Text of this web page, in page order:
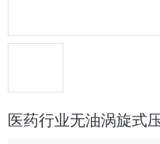
医药行业无油涡旋式